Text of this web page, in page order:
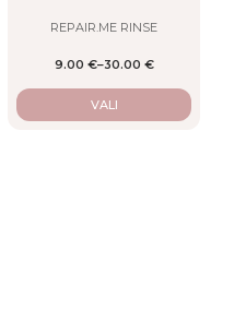
REPAIR.ME RINSE
9.00 €–30.00 €
VALI
product
page